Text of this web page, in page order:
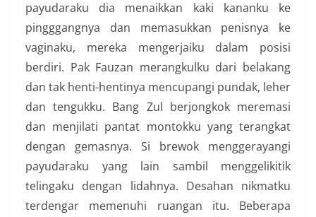
payudaraku dia menaikkan kaki kananku ke
pingggangnya dan memasukkan penisnya ke
vaginaku, mereka mengerjaiku dalam posisi
berdiri. Pak Fauzan merangkulku dari belakang
dan tak henti-hentinya mencupangi pundak, leher
dan tengukku. Bang Zul berjongkok meremasi
dan menjilati pantat montokku yang terangkat
dengan gemasnya. Si brewok menggerayangi
payudaraku yang lain sambil menggelikitik
telingaku dengan lidahnya. Desahan nikmatku
terdengar memenuhi ruangan itu. Beberapa